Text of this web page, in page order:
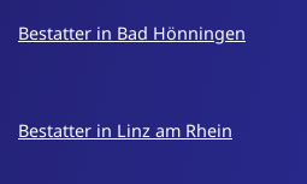
Bestatter in Bad Hönningen
Bestatter in Linz am Rhein